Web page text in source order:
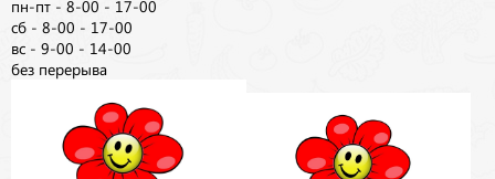
пн-пт - 8-00 - 17-00
сб - 8-00 - 17-00
вс - 9-00 - 14-00
без перерыва